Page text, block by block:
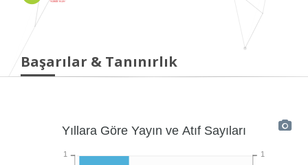
Başarılar & Tanınırlık
Yıllara Göre Yayın ve Atıf Sayıları
1
1